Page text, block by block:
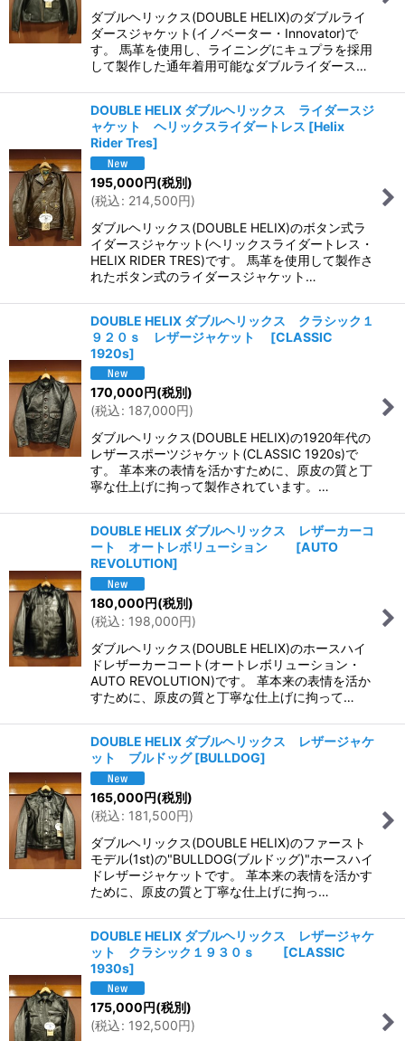
ダブルヘリックス(DOUBLE HELIX)のダブルライ
ダースジャケット(イノベーター・Innovator)で
す。 馬革を使用し、ライニングにキュプラを採用
して製作した通年着用可能なダブルライダース…
DOUBLE HELIX ダブルヘリックス ライダースジ
ャケット ヘリックスライダートレス [Helix
Rider Tres]
195,000円(税別)
(税込: 214,500円)
ダブルヘリックス(DOUBLE HELIX)のボタン式ラ
イダースジャケット(ヘリックスライダートレス・
HELIX RIDER TRES)です。 馬革を使用して製作さ
れたボタン式のライダースジャケット…
DOUBLE HELIX ダブルヘリックス クラシック１
９２０ｓ レザージャケット
[CLASSIC
1920s]
170,000円(税別)
(税込: 187,000円)
ダブルヘリックス(DOUBLE HELIX)の1920年代の
レザースポーツジャケット(CLASSIC 1920s)で
す。 革本来の表情を活かすために、原皮の質と丁
寧な仕上げに拘って製作されています。…
DOUBLE HELIX ダブルヘリックス レザーカーコ
ート オートレボリューション
[AUTO
REVOLUTION]
180,000円(税別)
(税込: 198,000円)
ダブルヘリックス(DOUBLE HELIX)のホースハイ
ドレザーカーコート(オートレボリューション・
AUTO REVOLUTION)です。 革本来の表情を活か
すために、原皮の質と丁寧な仕上げに拘って…
DOUBLE HELIX ダブルヘリックス レザージャケ
ット ブルドッグ [BULLDOG]
165,000円(税別)
(税込: 181,500円)
ダブルヘリックス(DOUBLE HELIX)のファースト
モデル(1st)の"BULLDOG(ブルドッグ)"ホースハイ
ドレザージャケットです。 革本来の表情を活かす
ために、原皮の質と丁寧な仕上げに拘っ…
DOUBLE HELIX ダブルヘリックス レザージャケ
ット クラシック１９３０ｓ
[CLASSIC
1930s]
175,000円(税別)
(税込: 192,500円)